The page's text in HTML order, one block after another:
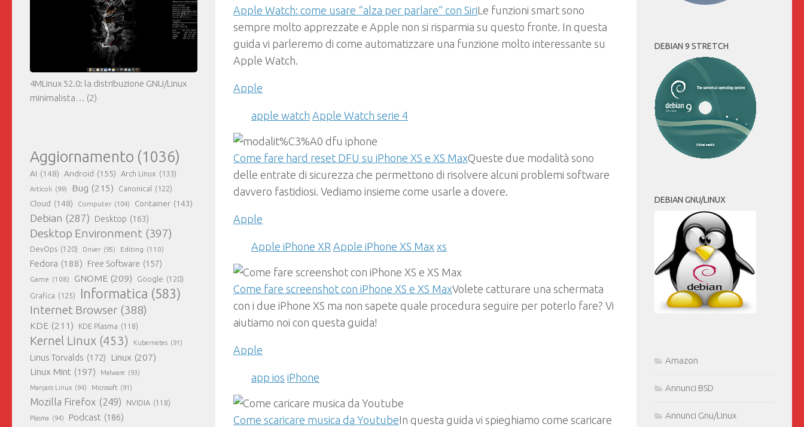
Apple Watch: come usare “alza per parlare” con SiriLe funzioni smart sono
sempre molto apprezzate e Apple non si risparmia su questo fronte. In questa
guida vi parleremo di come automatizzare una funzione molto interessante su
Apple Watch.
Apple
apple watch Apple Watch serie 4
Come fare hard reset DFU su iPhone XS e XS MaxQueste due modalità sono
delle entrate di sicurezza che permettono di risolvere alcuni problemi software
davvero fastidiosi. Vediamo insieme come usarle a dovere.
Apple
Apple iPhone XR Apple iPhone XS Max xs
Come fare screenshot con iPhone XS e XS MaxVolete catturare una schermata
con i due iPhone XS ma non sapete quale procedura seguire per poterlo fare? Vi
aiutiamo noi con questa guida!
Apple
app ios iPhone
Come scaricare musica da YoutubeIn questa guida vi spieghiamo come scaricare
4MLinux 52.0: la distribuzione GNU/Linux
minimalista… (2)
Aggiornamento (1036)
AI (148) Android (155) Arch Linux (133)
Articoli (99) Bug (215) Canonical (122)
Cloud (148) Computer (104) Container (143)
Debian (287) Desktop (163)
Desktop Environment (397)
DevOps (120) Driver (95) Editing (110)
Fedora (188) Free Software (157)
Game (108) GNOME (209) Google (120)
Grafica (125) Informatica (583)
Internet Browser (388)
KDE (211) KDE Plasma (118)
Kernel Linux (453) Kubernetes (91)
Linus Torvalds (172) Linux (207)
Linux Mint (197) Malware (93)
Manjaro Linux (94) Microsoft (91)
Mozilla Firefox (249) NVIDIA (118)
Plasma (94) Podcast (186)
DEBIAN 9 STRETCH
DEBIAN GNU/LINUX
Amazon
Annunci BSD
Annunci Gnu/Linux